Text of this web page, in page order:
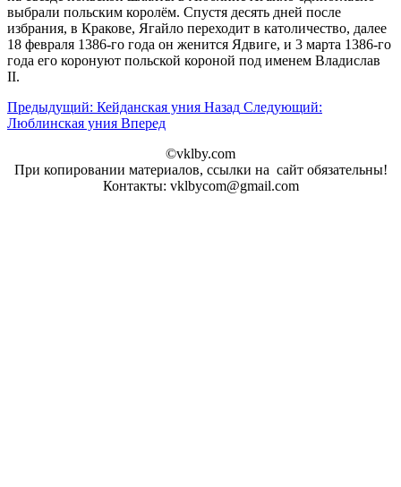
выбрали польским королём. Спустя десять дней после
избрания, в Кракове, Ягайло переходит в католичество, далее
18 февраля 1386-го года он женится Ядвиге, и 3 марта 1386-го
года его коронуют польской короной под именем Владислав
II.
Предыдущий: Кейданская уния Назад Следующий:
Люблинская уния Вперед
©vklby.com
При копировании материалов, ссылки на сайт обязательны!
Контакты: vklbycom@gmail.com